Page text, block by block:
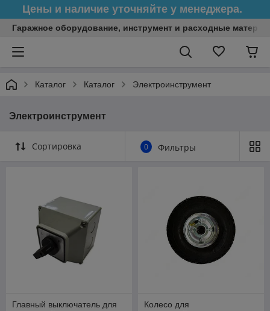
Цены и наличие уточняйте у менеджера.
Гаражное оборудование, инструмент и расходные
Каталог Каталог Электроинструмент
Электроинструмент
Сортировка 0 Фильтры
Главный выключатель для
Колесо для